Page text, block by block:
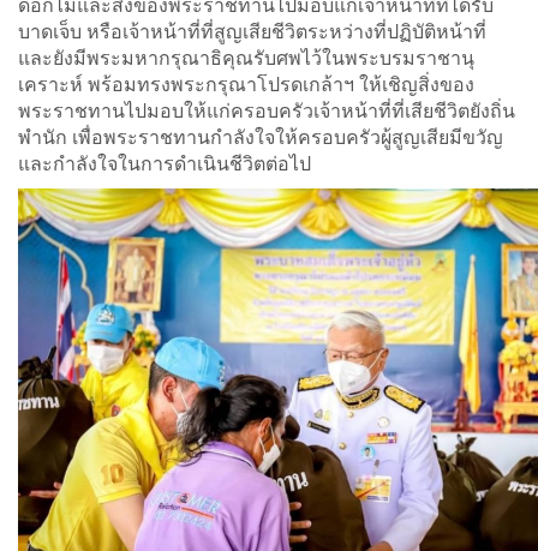
บาดเจ็บ หรือเจ้าหน้าที่ที่สูญเสียชีวิตระหว่างที่ปฏิบัติหน้าที่
และยังมีพระมหากรุณาธิคุณรับศพไว้ในพระบรมราชานุ
เคราะห์ พร้อมทรงพระกรุณาโปรดเกล้าฯ ให้เชิญสิ่งของ
พระราชทานไปมอบให้แก่ครอบครัวเจ้าหน้าที่ที่เสียชีวิตยังถิ่น
พำนัก เพื่อพระราชทานกำลังใจให้ครอบครัวผู้สูญเสียมีขวัญ
และกำลังใจในการดำเนินชีวิตต่อไป